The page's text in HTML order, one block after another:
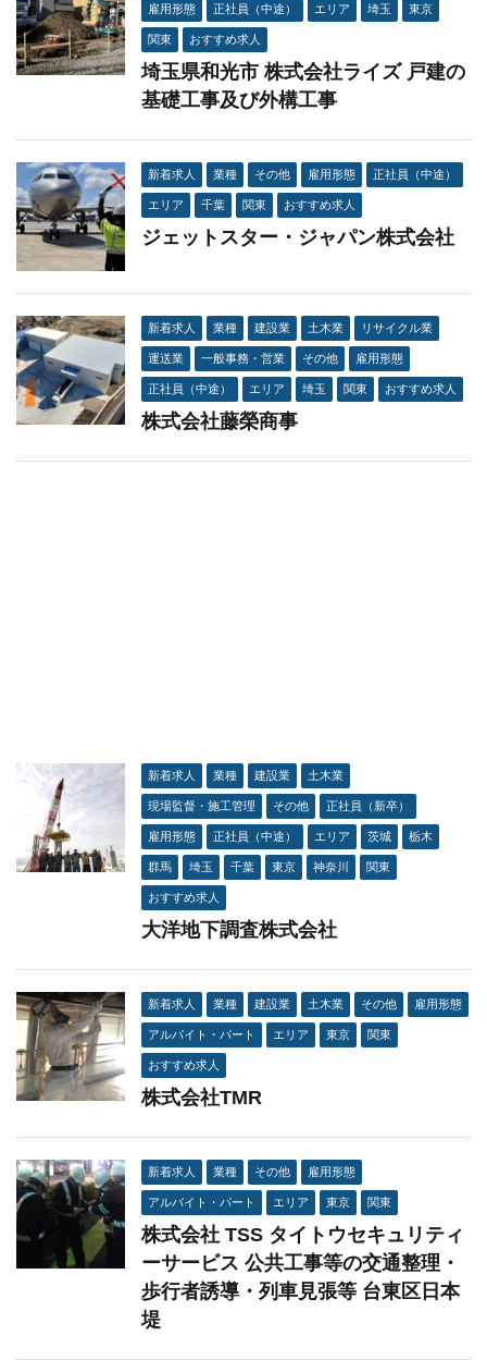
雇用形態 正社員（中途） エリア 埼玉 東京
関東 おすすめ求人
埼玉県和光市 株式会社ライズ 戸建の
基礎工事及び外構工事
新着求人 業種 その他 雇用形態 正社員（中途）
エリア 千葉 関東 おすすめ求人
ジェットスター・ジャパン株式会社
新着求人 業種 建設業 土木業 リサイクル業
運送業 一般事務・営業 その他 雇用形態
正社員（中途） エリア 埼玉 関東 おすすめ求人
株式会社藤榮商事
新着求人 業種 建設業 土木業
現場監督・施工管理 その他 正社員（新卒）
雇用形態 正社員（中途） エリア 茨城 栃木
群馬 埼玉 千葉 東京 神奈川 関東
おすすめ求人
大洋地下調査株式会社
新着求人 業種 建設業 土木業 その他 雇用形態
アルバイト・パート エリア 東京 関東
おすすめ求人
株式会社TMR
新着求人 業種 その他 雇用形態
アルバイト・パート エリア 東京 関東
株式会社 TSS タイトウセキュリティ
ーサービス 公共工事等の交通整理・
歩行者誘導・列車見張等 台東区日本
堤